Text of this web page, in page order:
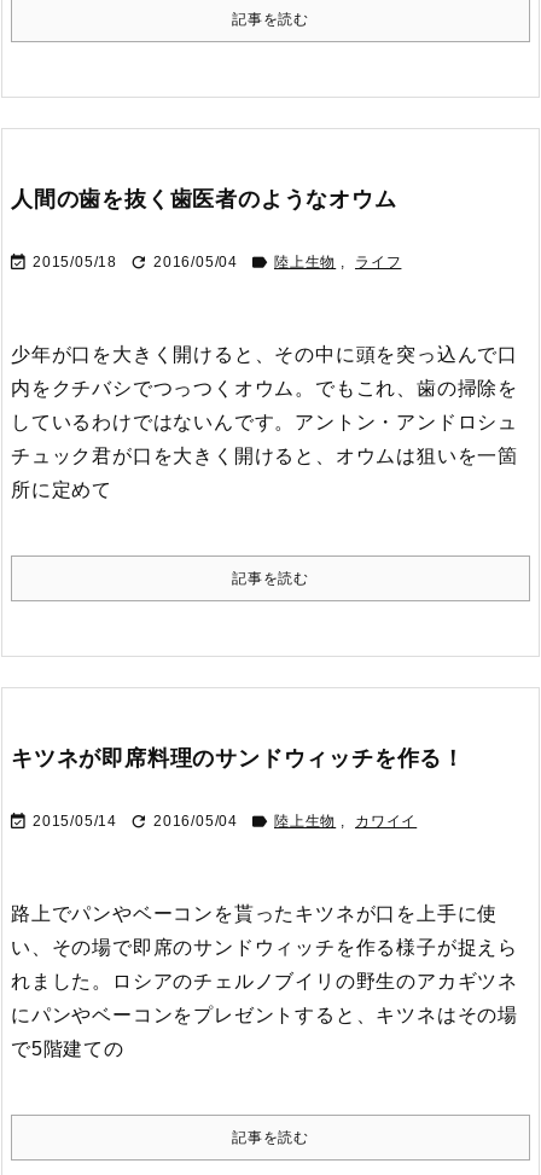
記事を読む
人間の歯を抜く歯医者のようなオウム
 2015/05/18  2016/05/04  陸上生物 , ライフ
少年が口を大きく開けると、その中に頭を突っ込んで口
内をクチバシでつっつくオウム。でもこれ、歯の掃除を
しているわけではないんです。 アントン・アンドロシュ
チュック君が口を大きく開けると、オウムは狙いを一箇
所に定めて
記事を読む
キツネが即席料理のサンドウィッチを作る！
 2015/05/14  2016/05/04  陸上生物 , カワイイ
路上でパンやベーコンを貰ったキツネが口を上手に使
い、その場で即席のサンドウィッチを作る様子が捉えら
れました。
ロシアのチェルノブイリの野生のアカギツネ
にパンやベーコンをプレゼントすると、キツネはその場
で5階建ての
記事を読む